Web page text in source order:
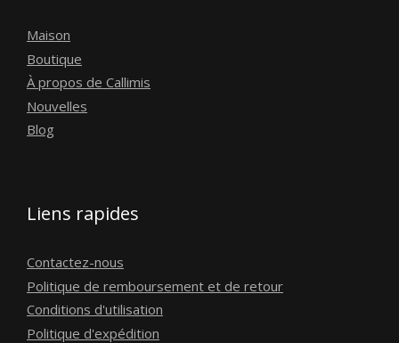
Maison
Boutique
À propos de Callimis
Nouvelles
Blog
Liens rapides
Contactez-nous
Politique de remboursement et de retour
Conditions d'utilisation
Politique d'expédition